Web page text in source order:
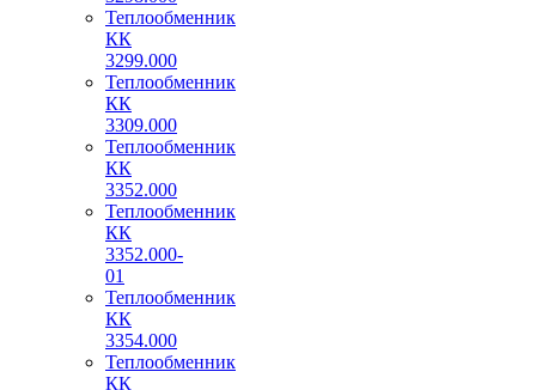
Теплообменник
КК
3299.000
Теплообменник
КК
3309.000
Теплообменник
КК
3352.000
Теплообменник
КК
3352.000-
01
Теплообменник
КК
3354.000
Теплообменник
КК